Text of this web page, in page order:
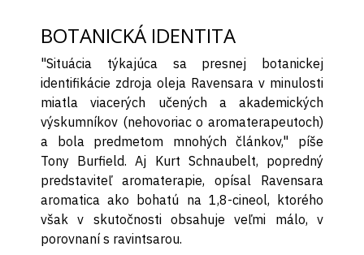
BOTANICKÁ IDENTITA
"Situácia týkajúca sa presnej botanickej
identifikácie zdroja oleja Ravensara v minulosti
miatla viacerých učených a akademických
výskumníkov (nehovoriac o aromaterapeutoch)
a bola predmetom mnohých článkov," píše
Tony Burfield. Aj Kurt Schnaubelt, popredný
predstaviteľ aromaterapie, opísal Ravensara
aromatica ako bohatú na 1,8-cineol, ktorého
však v skutočnosti obsahuje veľmi málo, v
porovnaní s ravintsarou.